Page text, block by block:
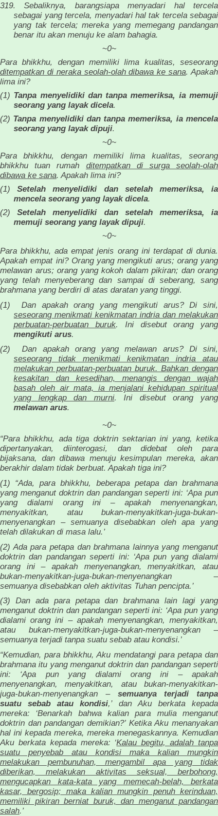
319. Sebaliknya, barangsiapa menyadari hal tercela
sebagai yang tercela, menyadari hal tak tercela sebagai
yang tak tercela; mereka yang memegang pandangan
benar itu akan menuju ke alam bahagia.
~0~
Para bhikkhu, dengan memiliki lima kualitas, seseorang
ditempatkan di neraka seolah-olah dibawa ke sana. Apakah
lima ini?
(1) Tanpa menyelidiki dan tanpa memeriksa, ia memuji
seorang yang layak dicela.
(2) Tanpa menyelidiki dan tanpa memeriksa, ia mencela
seorang yang layak dipuji.
~0~
Para bhikkhu, dengan memiliki lima kualitas, seorang
bhikkhu tuan rumah ditempatkan di surga seolah-olah
dibawa ke sana. Apakah lima ini?
(1)Setelah menyelidiki dan setelah memeriksa, ia
mencela seorang yang layak dicela.
(2)Setelah menyelidiki dan setelah memeriksa, ia
memuji seorang yang layak dipuji.
~0~
Para bhikkhu, ada empat jenis orang ini terdapat di dunia.
Apakah empat ini? Orang yang mengikuti arus; orang yang
melawan arus; orang yang kokoh dalam pikiran; dan orang
yang telah menyeberang dan sampai di seberang, sang
brahmana yang berdiri di atas daratan yang tinggi.
(1)
Dan apakah orang yang mengikuti arus? Di sini,
seseorang menikmati kenikmatan indria dan melakukan
perbuatan-perbuatan buruk. Ini disebut orang yang
mengikuti arus.
(2)
Dan apakah orang yang melawan arus? Di sini,
seseorang tidak menikmati kenikmatan indria atau
melakukan perbuatan-perbuatan buruk. Bahkan dengan
kesakitan dan kesedihan, menangis dengan wajah
basah oleh air mata, ia menjalani kehidupan spiritual
yang lengkap dan murni. Ini disebut orang yang
melawan arus.
~0~
“Para bhikkhu, ada tiga doktrin sektarian ini yang, ketika
dipertanyakan, diinterogasi, dan didebat oleh para
bijaksana, dan dibawa menuju kesimpulan mereka, akan
berakhir dalam tidak berbuat. Apakah tiga ini?
(1) “Ada, para bhikkhu, beberapa petapa dan brahmana
yang menganut doktrin dan pandangan seperti ini: ‘Apa pun
yang dialami orang ini – apakah menyenangkan,
menyakitkan, atau bukan-menyakitkan-juga-bukan-
menyenangkan – semuanya disebabkan oleh apa yang
telah dilakukan di masa lalu.’
(2) Ada para petapa dan brahmana lainnya yang menganut
doktrin dan pandangan seperti ini: ‘Apa pun yang dialami
orang ini – apakah menyenangkan, menyakitkan, atau
bukan-menyakitkan-juga-bukan-menyenangkan –
semuanya disebabkan oleh aktivitas Tuhan pencipta.’
(3) Dan ada para petapa dan brahmana lain lagi yang
menganut doktrin dan pandangan seperti ini: ‘Apa pun yang
dialami orang ini – apakah menyenangkan, menyakitkan,
atau bukan-menyakitkan-juga-bukan-menyenangkan –
semuanya terjadi tanpa suatu sebab atau kondisi.’
“Kemudian, para bhikkhu, Aku mendatangi para petapa dan
brahmana itu yang menganut doktrin dan pandangan seperti
ini: ‘Apa pun yang dialami orang ini – apakah
menyenangkan, menyakitkan, atau bukan-menyakitkan-
juga-bukan-menyenangkan – semuanya terjadi tanpa
suatu sebab atau kondisi,’ dan Aku berkata kepada
mereka: ‘Benarkah bahwa kalian para mulia menganut
doktrin dan pandangan demikian?’ Ketika Aku menanyakan
hal ini kepada mereka, mereka menegaskannya. Kemudian
Aku berkata kepada mereka: ‘Kalau begitu, adalah tanpa
suatu penyebab atau kondisi maka kalian mungkin
melakukan pembunuhan, mengambil apa yang tidak
diberikan, melakukan aktivitas seksual, berbohong,
mengucapkan kata-kata yang memecah-belah, berkata
kasar, bergosip; maka kalian mungkin penuh kerinduan,
memiliki pikiran berniat buruk, dan menganut pandangan
salah.’